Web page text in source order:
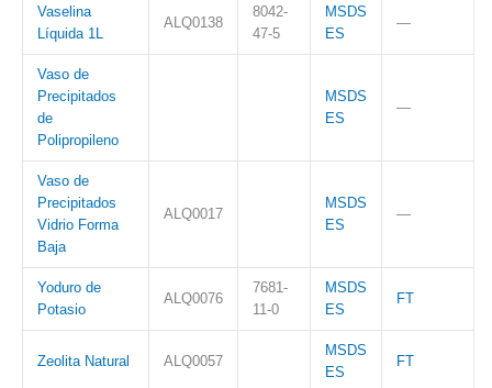
Vaselina
Líquida 1L
ALQ0138
8042-
47-5
MSDS
ES
—
Vaso de
Precipitados
de
Polipropileno
MSDS
ES
—
Vaso de
Precipitados
Vidrio Forma
Baja
ALQ0017
MSDS
ES
—
Yoduro de
Potasio
ALQ0076
7681-
11-0
MSDS
ES
FT
Zeolita Natural ALQ0057
MSDS
ES
FT